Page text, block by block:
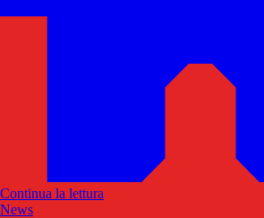
Continua la lettura
News